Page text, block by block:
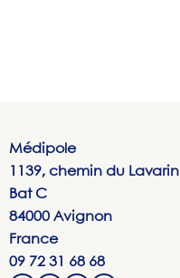
Médipole
1139, chemin du Lavarin
Bat C
84000 Avignon
France
09 72 31 68 68